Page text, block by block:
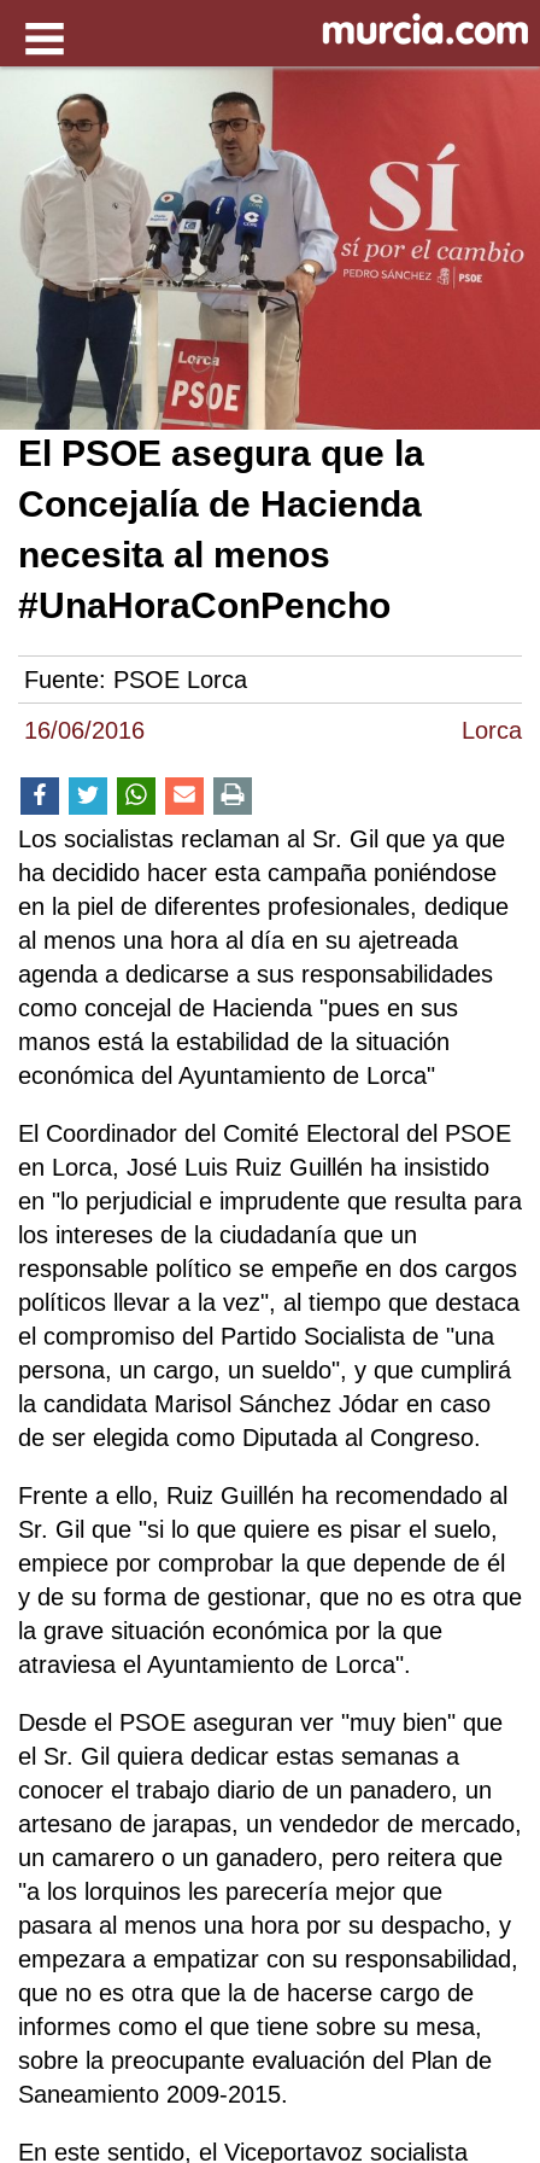
16/06/2016 Lorca
El PSOE asegura que la
Concejalía de Hacienda
necesita al menos
#UnaHoraConPencho
Fuente: PSOE Lorca
Los socialistas reclaman al Sr. Gil que ya que
ha decidido hacer esta campaña poniéndose
en la piel de diferentes profesionales, dedique
al menos una hora al día en su ajetreada
agenda a dedicarse a sus responsabilidades
como concejal de Hacienda "pues en sus
manos está la estabilidad de la situación
económica del Ayuntamiento de Lorca"
El Coordinador del Comité Electoral del PSOE
en Lorca, José Luis Ruiz Guillén ha insistido
en "lo perjudicial e imprudente que resulta para
los intereses de la ciudadanía que un
responsable político se empeñe en dos cargos
políticos llevar a la vez", al tiempo que destaca
el compromiso del Partido Socialista de "una
persona, un cargo, un sueldo", y que cumplirá
la candidata Marisol Sánchez Jódar en caso
de ser elegida como Diputada al Congreso.
Frente a ello, Ruiz Guillén ha recomendado al
Sr. Gil que "si lo que quiere es pisar el suelo,
empiece por comprobar la que depende de él
y de su forma de gestionar, que no es otra que
la grave situación económica por la que
atraviesa el Ayuntamiento de Lorca".
Desde el PSOE aseguran ver "muy bien" que
el Sr. Gil quiera dedicar estas semanas a
conocer el trabajo diario de un panadero, un
artesano de jarapas, un vendedor de mercado,
un camarero o un ganadero, pero reitera que
"a los lorquinos les parecería mejor que
pasara al menos una hora por su despacho, y
empezara a empatizar con su responsabilidad,
que no es otra que la de hacerse cargo de
informes como el que tiene sobre su mesa,
sobre la preocupante evaluación del Plan de
Saneamiento 2009-2015.
En este sentido, el Viceportavoz socialista